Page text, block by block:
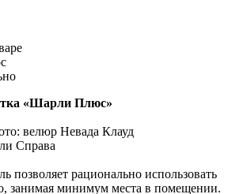
«Шарли Плюс»
велюр Невада Клауд
Справа
позволяет рационально использовать
занимая минимум места в помещении.